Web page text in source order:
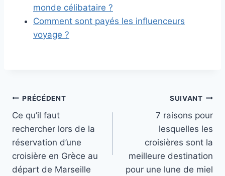
monde célibataire ?
Comment sont payés les influenceurs
voyage ?
Navigation
de
l’article
PRÉCÉDENT
Ce qu’il faut
rechercher lors de la
réservation d’une
croisière en Grèce au
départ de Marseille‍
SUIVANT
7 raisons pour
lesquelles les
croisières sont la
meilleure destination
pour une lune de miel